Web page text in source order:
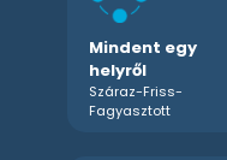
Mindent egy
helyről
Száraz-Friss-
Fagyasztott
Mindent egy
Száraz-Friss-
Fagyasztott